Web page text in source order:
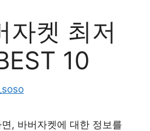
자켓 최저
10
, 바버자켓에 대한 정보를